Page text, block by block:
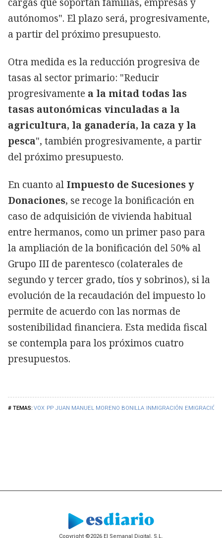
VOX PP JUAN MANUEL MORENO BONILLA INMIGRACIÓN EMIGRACIÓN
autónomos". El plazo será, progresivamente,
a partir del próximo presupuesto.
Otra medida es la reducción progresiva de
tasas al sector primario: "Reducir
progresivamente a la mitad todas las
tasas autonómicas vinculadas a la
agricultura, la ganadería, la caza y la
pesca", también progresivamente, a partir
del próximo presupuesto.
En cuanto al Impuesto de Sucesiones y
Donaciones, se recoge la bonificación en
caso de adquisición de vivienda habitual
entre hermanos, como un primer paso para
la ampliación de la bonificación del 50% al
Grupo III de parentesco (colaterales de
segundo y tercer grado, tíos y sobrinos), si la
evolución de la recaudación del impuesto lo
permite de acuerdo con las normas de
sostenibilidad financiera. Esta medida fiscal
se contempla para los próximos cuatro
presupuestos.
Copyright ©2026 El Semanal Digital, S.L.